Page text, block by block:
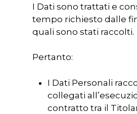
I Dati sono trattati e
tempo richiesto dalle
quali sono stati raccolti.
Pertanto:
I Dati Personali
collegati
contratto tra il